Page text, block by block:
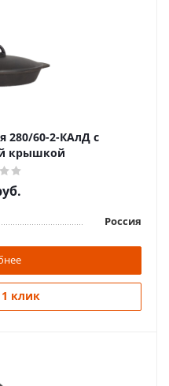
280/60-2-КАлД с
крышкой
Россия
клик